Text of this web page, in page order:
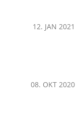
12. JAN 2021
08. OKT 2020